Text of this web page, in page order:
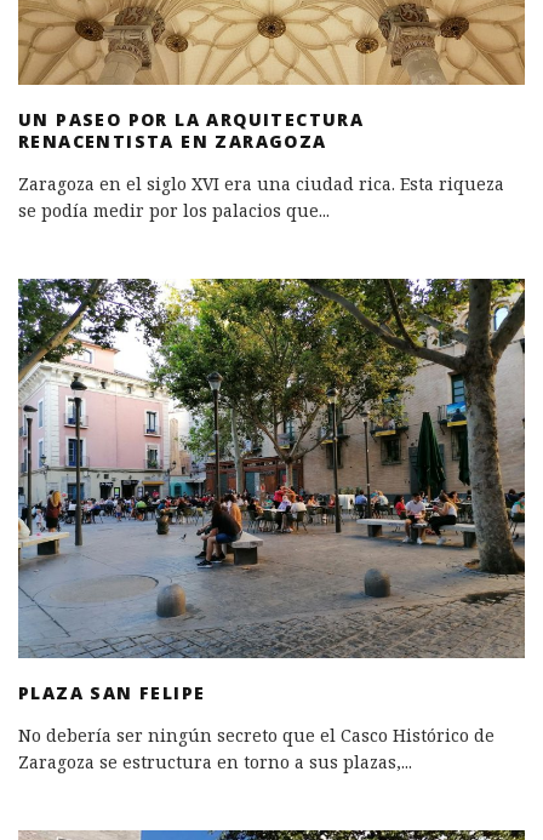
UN PASEO POR LA ARQUITECTURA
RENACENTISTA EN ZARAGOZA
Zaragoza en el siglo XVI era una ciudad rica. Esta riqueza
se podía medir por los palacios que...
PLAZA SAN FELIPE
No debería ser ningún secreto que el Casco Histórico de
Zaragoza se estructura en torno a sus plazas,...